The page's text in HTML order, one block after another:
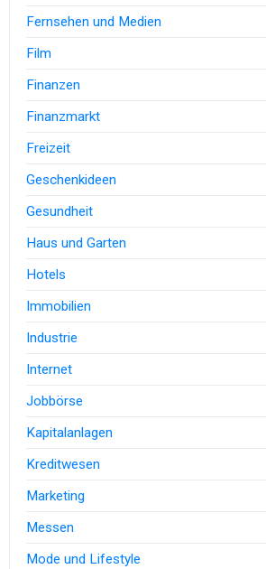
Fernsehen und Medien
Film
Finanzen
Finanzmarkt
Freizeit
Geschenkideen
Gesundheit
Haus und Garten
Hotels
Immobilien
Industrie
Internet
Jobbörse
Kapitalanlagen
Kreditwesen
Marketing
Messen
Mode und Lifestyle